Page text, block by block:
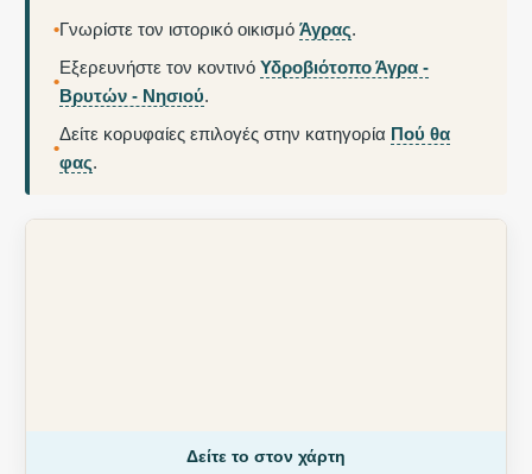
•Γνωρίστε τον ιστορικό οικισμόΆγρας.
•
Εξερευνήστε τον κοντινόΥδροβιότοπο Άγρα -
Βρυτών - Νησιού.
•
Δείτε κορυφαίες επιλογές στην κατηγορία Πού θα
φας.
Δείτε το στον χάρτη